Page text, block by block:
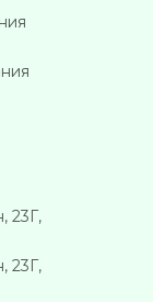
23Г,
23Г,